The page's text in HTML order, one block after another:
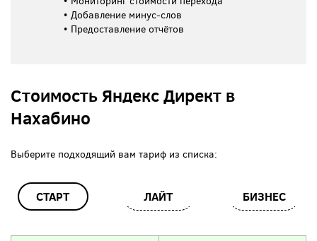
Добавление минус-слов
Предоставление отчётов
Стоимость Яндекс Директ в
Нахабино
Выберите подходящий вам тариф из списка:
СТАРТ ЛАЙТ БИЗНЕС